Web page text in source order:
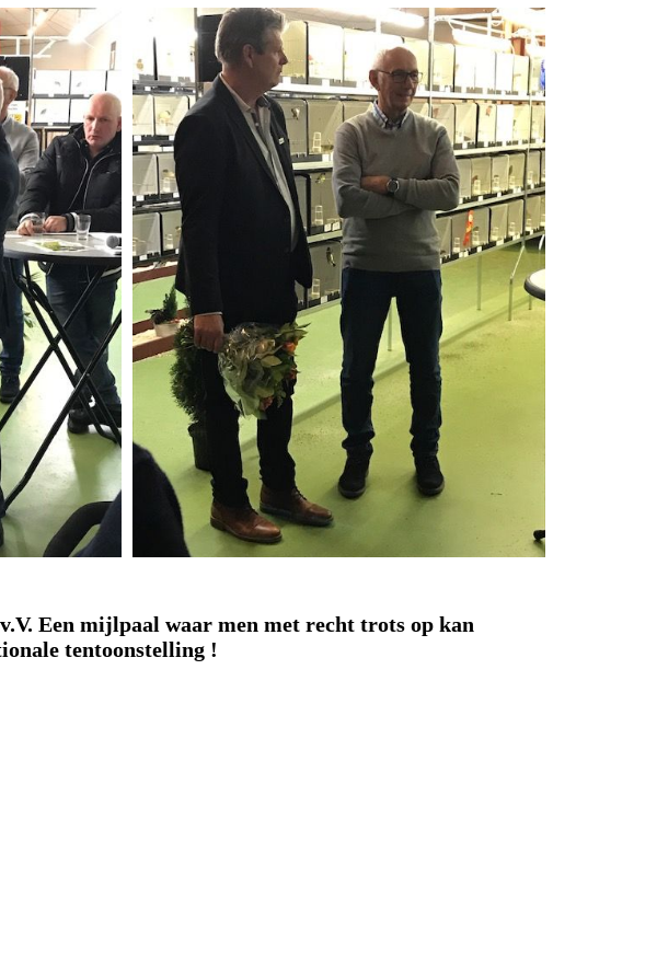
Een mijlpaal waar men met recht trots op kan
tentoonstelling !